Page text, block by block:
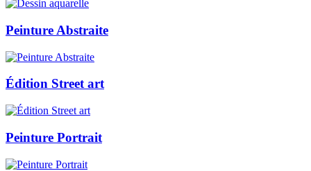
Peinture Abstraite
Édition Street art
Peinture Portrait